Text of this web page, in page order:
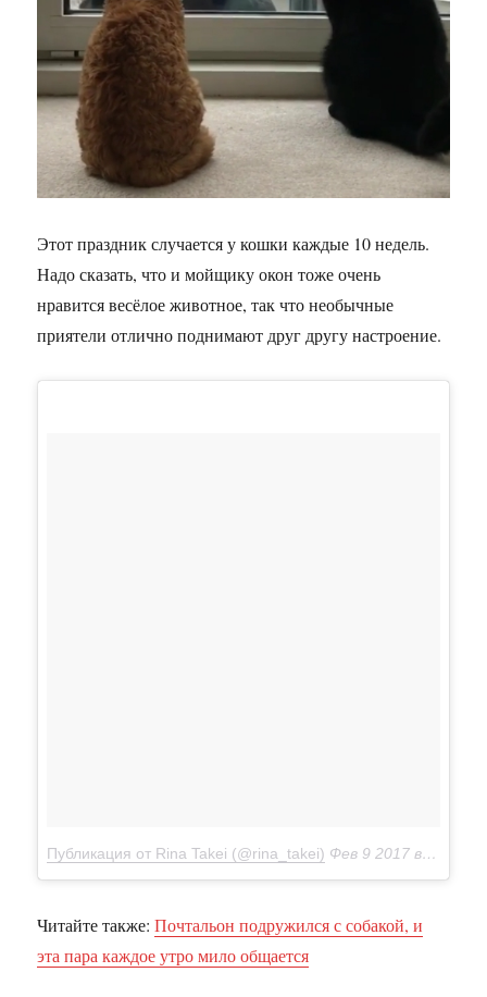
Этот праздник случается у кошки каждые 10 недель.
Надо сказать, что и мойщику окон тоже очень
нравится весёлое животное, так что необычные
приятели отлично поднимают друг другу настроение.
Публикация от Rina Takei (@rina_takei) Фев 9 2017 в 7:13 PST
Читайте также:Почтальон подружился с собакой, и
эта пара каждое утро мило общается